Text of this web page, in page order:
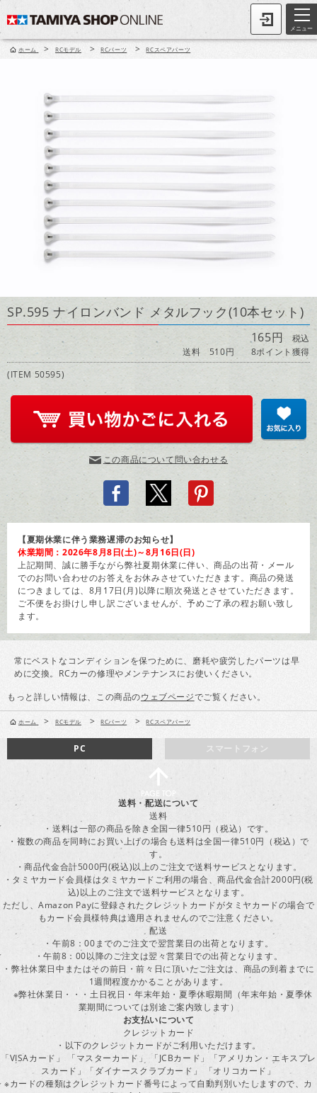
メニュー
ホーム > RCモデル > RCパーツ > RCスペアパーツ
SP.595 ナイロンバンド メタルフック(10本セット)
165円 税込
送料 510円
8ポイント獲得
(ITEM 50595)
この商品について問い合わせる
【夏期休業に伴う業務遅滞のお知らせ】
休業期間：2026年8月8日(土)～8月16日(日)
上記期間、誠に勝手ながら弊社夏期休業に伴い、商品の出荷・メール
でのお問い合わせのお答えをお休みさせていただきます。商品の発送
につきましては、8月17日(月)以降に順次発送とさせていただきます。
ご不便をお掛けし申し訳ございませんが、予めご了承の程お願い致し
ます。
常にベストなコンディションを保つために、磨耗や疲労したパーツは早
めに交換。RCカーの修理やメンテナンスにお使いください。
もっと詳しい情報は、この商品のウェブページでご覧ください。
ホーム > RCモデル > RCパーツ > RCスペアパーツ
スマートフォン
PC
送料・配送について
送料
・送料は一部の商品を除き全国一律510円（税込）です。
・複数の商品を同時にお買い上げの場合も送料は全国一律510円（税込）で
す。
・商品代金合計5000円(税込)以上のご注文で送料サービスとなります。
・タミヤカード会員様はタミヤカードご利用の場合、商品代金合計2000円(税
込)以上のご注文で送料サービスとなります。
ただし、Amazon Payに登録されたクレジットカードがタミヤカードの場合で
もカード会員様特典は適用されませんのでご注意ください。
配送
・午前8：00までのご注文で翌営業日の出荷となります。
・午前8：00以降のご注文は翌々営業日での出荷となります。
・弊社休業日中またはその前日・前々日に頂いたご注文は、商品の到着までに
1週間程度かかることがあります。
※弊社休業日・・・土日祝日・年末年始・夏季休暇期間（年末年始・夏季休
業期間については別途ご案内致します）
お支払いについて
クレジットカード
・以下のクレジットカードがご利用いただけます。
「VISAカード」 「マスターカード」 「JCBカード」「アメリカン・エキスプレ
スカード」「ダイナースクラブカード」 「オリコカード」
※カードの種類はクレジットカード番号によって自動判別いたしますので、カ